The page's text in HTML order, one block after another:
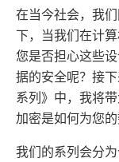
在当今社会，我
下，当我们在计
您是否担心这些
据的安全呢？接
系列》中，我将
加密是如何为您
我们的系列会分